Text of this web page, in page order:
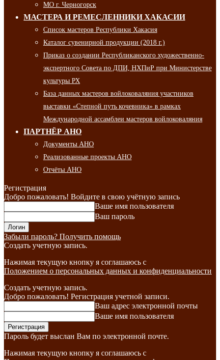
МО г. Черногорск
МАСТЕРА И РЕМЕСЛЕННИКИ ХАКАСИИ
Список мастеров Республики Хакасия
Каталог сувенирной продукции (2018 г.)
Приказ о создании Республиканского художественно-
экспертного Совета по ДПИ, НХПиР при Министерстве
культуры РХ
База данных мастеров войлоковаляния участников
выставки «Степной путь кочевника» в рамках
Международной ассамблеи мастеров войлоковаляния
ПАРТНЁР АНО
Документы АНО
Реализованные проекты АНО
Отчёты АНО
Регистрация
Добро пожаловать! Войдите в свою учётную запись
Ваше имя пользователя
Ваш пароль
Забыли пароль? Получить помощь
Создать учетную запись.
Нажимая текущую кнопку я соглашаюсь с
Положением о персональных данных и конфиденциальности
Создать учетную запись.
Добро пожаловать! Регистрация учетной записи.
Ваш адрес электронной почты
Ваше имя пользователя
Пароль будет выслан Вам по электронной почте.
Нажимая текущую кнопку я соглашаюсь с